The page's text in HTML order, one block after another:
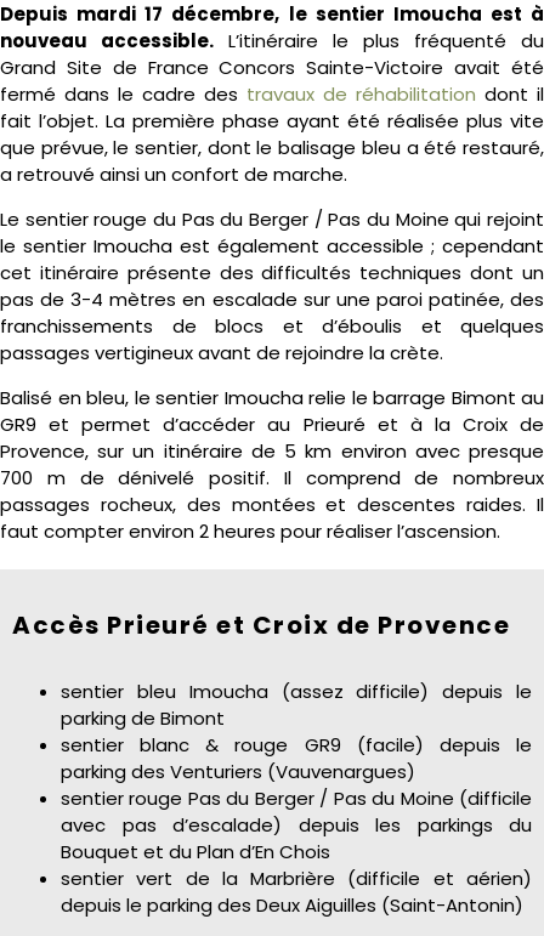
Depuis mardi 17 décembre, le sentier Imoucha est à
nouveau accessible. L’itinéraire le plus fréquenté du
Grand Site de France Concors Sainte-Victoire avait été
fermé dans le cadre des travaux de réhabilitation dont il
fait l’objet. La première phase ayant été réalisée plus vite
que prévue, le sentier, dont le balisage bleu a été restauré,
a retrouvé ainsi un confort de marche.
Le sentier rouge du Pas du Berger / Pas du Moine qui rejoint
le sentier Imoucha est également accessible ; cependant
cet itinéraire présente des difficultés techniques dont un
pas de 3-4 mètres en escalade sur une paroi patinée, des
franchissements de blocs et d’éboulis et quelques
passages vertigineux avant de rejoindre la crète.
Balisé en bleu, le sentier Imoucha relie le barrage Bimont au
GR9 et permet d’accéder au Prieuré et à la Croix de
Provence, sur un itinéraire de 5 km environ avec presque
700 m de dénivelé positif. Il comprend de nombreux
passages rocheux, des montées et descentes raides. Il
faut compter environ 2 heures pour réaliser l’ascension.
Accès Prieuré et Croix de Provence
sentier bleu Imoucha (assez difficile) depuis le
parking de Bimont
sentier blanc & rouge GR9 (facile) depuis le
parking des Venturiers (Vauvenargues)
sentier rouge Pas du Berger / Pas du Moine (difficile
avec pas d’escalade) depuis les parkings du
Bouquet et du Plan d’En Chois
sentier vert de la Marbrière (difficile et aérien)
depuis le parking des Deux Aiguilles (Saint-Antonin)